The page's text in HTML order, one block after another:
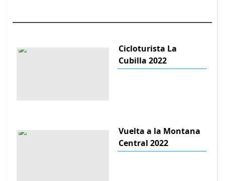
Cicloturista La
Cubilla 2022
Vuelta a la Montana
Central 2022